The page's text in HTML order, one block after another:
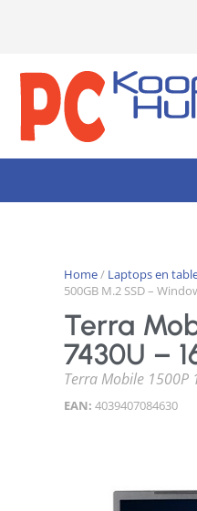
Home/ Laptops en
500GB M.2 SSD –
Terra
7430U –
Terra Mobile 1500P
EAN: 4039407084630